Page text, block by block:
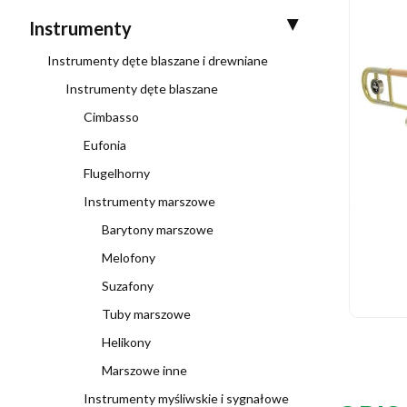
Instrumenty
Instrumenty dęte blaszane i drewniane
Instrumenty dęte blaszane
Cimbasso
Eufonia
Flugelhorny
Instrumenty marszowe
Barytony marszowe
Melofony
Suzafony
Tuby marszowe
Helikony
Marszowe inne
Instrumenty myśliwskie i sygnałowe